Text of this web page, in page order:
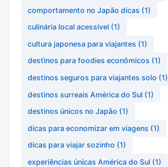
comportamento no Japão dicas (1)
culinária local acessível (1)
cultura japonesa para viajantes (1)
destinos para foodies econômicos (1)
destinos seguros para viajantes solo (1)
destinos surreais América do Sul (1)
destinos únicos no Japão (1)
dicas para economizar em viagens (1)
dicas para viajar sozinho (1)
experiências únicas América do Sul (1)